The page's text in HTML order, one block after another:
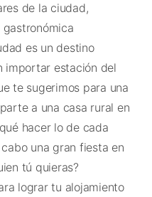
de la ciudad,
es un destino
importar estación del
te sugerimos para una
a una casa rural en
hacer lo de cada
una gran fiesta en
tú quieras?
lograr tu alojamiento